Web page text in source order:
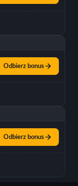
Odbierz bonus
Odbierz bonus